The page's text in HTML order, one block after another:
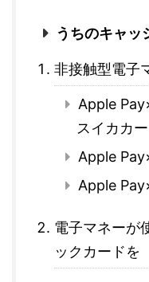
うちのキャッ
非接触型電子
Apple
スイカカ
Apple
Apple
電子マネーが
ックカードを